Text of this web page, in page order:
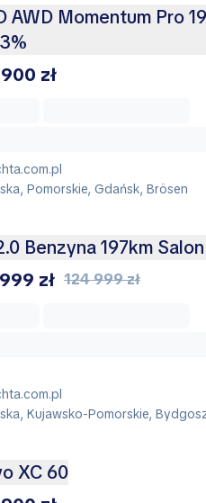
AWD Momentum Pro
zł
Pomorskie, Gdańsk, Brösen
Benzyna 197km
zł 124 999 zł
Kujawsko-Pomorskie,
XC 60